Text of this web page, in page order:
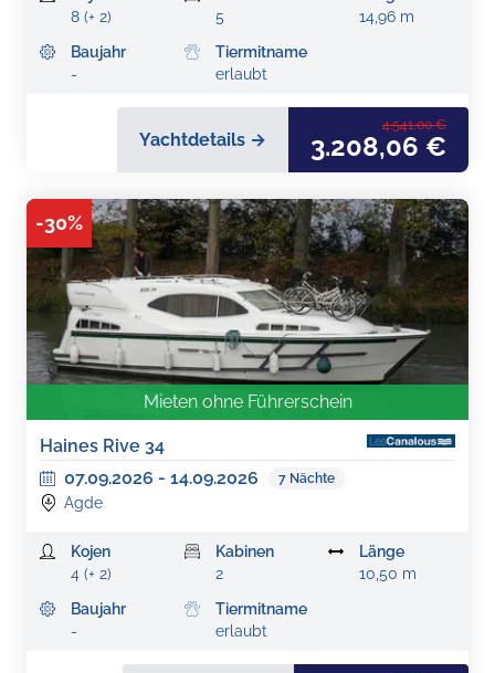
8 (+ 2)
5
14,96 m
Baujahr
-
Tiermitname
erlaubt
Yachtdetails →
4.541,00 €
3.208,06 €
-30%
Mieten ohne Führerschein
Haines Rive 34
07.09.2026 - 14.09.2026 7 Nächte
Agde
Kojen
4 (+ 2)
Kabinen
2
Länge
10,50 m
Baujahr
-
Tiermitname
erlaubt